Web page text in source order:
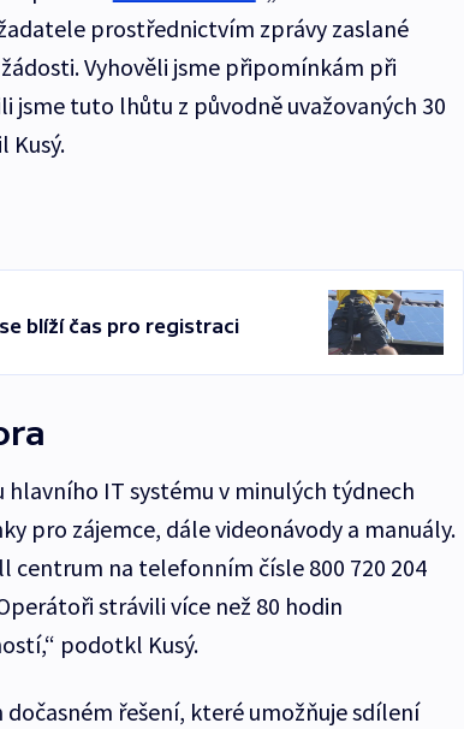
prostřednictvím zprávy zaslané
Vyhověli jsme připomínkám při
jsme tuto lhůtu z původně uvažovaných 30
Kusý.
blíží čas pro registraci
hlavního IT systému v minulých týdnech
pro zájemce, dále videonávody a manuály.
centrum na telefonním čísle 800 720 204
strávili více než 80 hodin
podotkl Kusý.
dočasném řešení, které umožňuje sdílení